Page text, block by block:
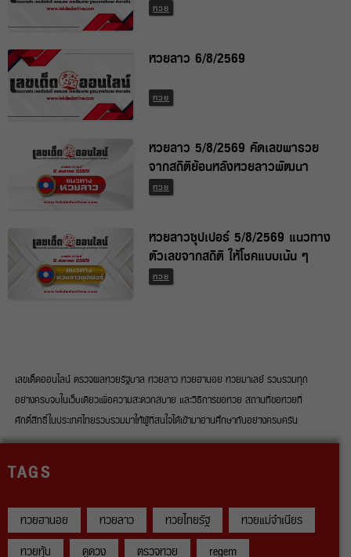
หวย
หวยลาว 6/8/2569
หวย
หวยลาว 5/8/2569 คัดเลขพารวย
จากสถิติย้อนหลังหวยลาวพัฒนา
หวย
หวยลาวซุปเปอร์ 5/8/2569 แนวทาง
ตัวเลขจากสถิติ ให้โชคแบบเน้น ๆ
หวย
เลขเด็ดออนไลน์ ตรวจผลหวยรัฐบาล หวยลาว หวยฮานอย หวยมาเลย์ รวบรวมทุก
อย่างครบจบในเว็บเดียวเพื่อความสะดวกสบาย และวิธีการขอหวย สถานที่ขอหวยที่
ศักดิ์สิทธิ์ในประเทศไทยรวบรวมมาให้ผู้ที่สนใจได้เข้ามาอ่านศึกษากันอย่างครบครัน
TAGS
หวยฮานอย หวยลาว หวยไทยรัฐ
หวยแม่จำเนียร
หวยหุ้น
ดูดวง ตรวจหวย regem